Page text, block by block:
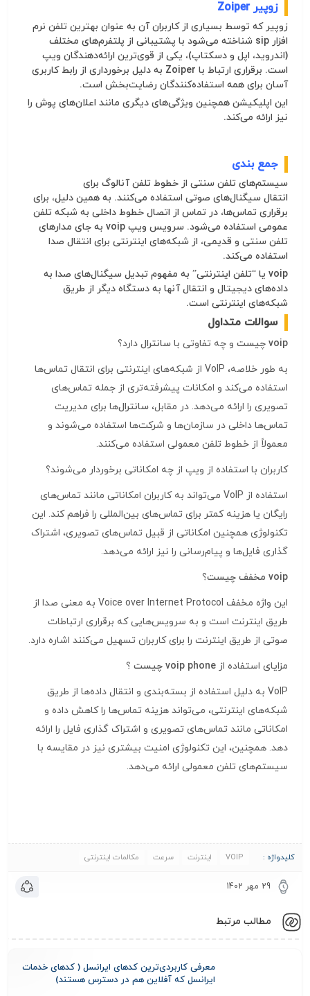
زوپیر Zoiper
زوپیر که توسط بسیاری از کاربران آن به عنوان بهترین تلفن نرم
افزار sip شناخته می‌شود با پشتیبانی از پلتفرم‌های مختلف
(اندروید، اپل و دسکتاپ)، یکی از قوی‌ترین ارائه‌دهندگان ویپ
است. برقراری ارتباط با Zoiper به دلیل برخورداری از رابط کاربری
آسان برای همه استفاده‌کنندگان رضایت‌بخش است.
این اپلیکیشن همچنین ویژگی‌های دیگری مانند اعلان‌های پوش را
نیز ارائه می‌کند.
جمع بندی
سیستم‌های تلفن سنتی از خطوط تلفنآنالوگ برای
انتقال سیگنال‌های صوتی استفاده می‌کنند. به همین دلیل، برای
برقراری تماس‌ها، در تماس از اتصال خطوط داخلی به شبکه تلفن
عمومی استفاده می‌شود. سرویس ویپ voip به جای مدارهای
تلفن سنتی و قدیمی، از شبکه‌های اینترنتی برای انتقال صدا
استفاده می‌کند.
voip یا “تلفن اینترنتی” به مفهوم تبدیل
سیگنال‌های صدا به
داده‌های دیجیتال و انتقال آنها به دستگاه دیگر از طریق
شبکه‌های اینترنتی است.
سوالات متداول
voip چیست و چه تفاوتی با سانترال دارد؟
به طور خلاصه، VoIP از شبکه‌های اینترنتی برای انتقال تماس‌ها
استفاده می‌کند و امکانات پیشرفته‌تری از جمله تماس‌های
تصویری را ارائه می‌دهد. در مقابل، سانترال‌ها برای مدیریت
تماس‌ها داخلی در سازمان‌ها و شرکت‌ها استفاده می‌شوند و
معمولاً از خطوط تلفن معمولی استفاده می‌کنند.
کاربران با استفاده از ویپ از چه امکاناتی برخوردار می‌شوند؟
استفاده از VoIP می‌تواند به کاربران امکاناتی مانند تماس‌های
رایگان یا هزینه کمتر برای تماس‌های بین‌المللی را فراهم کند. این
تکنولوژی همچنین امکاناتی از قبیل تماس‌های تصویری، اشتراک
گذاری فایل‌ها و پیام‌رسانی را نیز ارائه می‌دهد.
voip مخفف چیست؟
این واژه مخفف Voice over Internet Protocol به معنی صدا از
طریق اینترنت است و به سرویس‌هایی که برقراری ارتباطات
صوتی از طریق اینترنت را برای کاربران تسهیل می‌کنند اشاره دارد.
مزایای استفاده از voip phone چیست ؟
VoIP به دلیل استفاده از بسته‌بندی و انتقال داده‌ها از طریق
شبکه‌های اینترنتی، می‌تواند هزینه تماس‌ها را کاهش داده و
امکاناتی مانند تماس‌های تصویری و اشتراک گذاری فایل را ارائه
دهد. همچنین، این تکنولوژی امنیت بیشتری نیز در مقایسه با
سیستم‌های تلفن معمولی ارائه می‌دهد.
کلیدواژه : VOIP اینترنت سرعت مکالمات اینترنتی
29 مهر 1402
مطالب مرتبط
معرفی کاربردی‌ترین کدهای ایرانسل ( کدهای خدمات
ایرانسل که آفلاین هم در دسترس هستند)